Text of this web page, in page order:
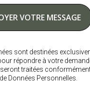
sont destinées
répondre à votre
traitées
Données Personnelles.